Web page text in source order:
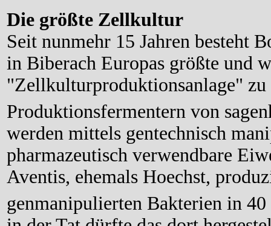
Die größte Zellkultur
Seit nunmehr 15 Jahren besteht
in Biberach Europas größte und
"Zellkulturproduktionsanlage" zu
Produktionsfermentern von
werden mittels gentechnisch
pharmazeutisch verwendbare
Aventis, ehemals Hoechst,
genmanipulierten Bakterien in 40